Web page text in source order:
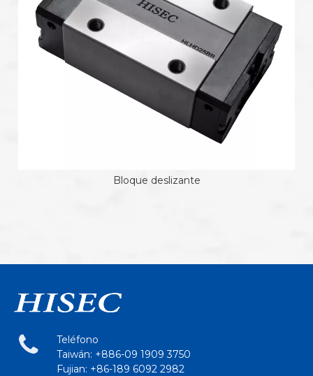
Bloque deslizante
Teléfono
Taiwán: +886-09 1909 3750
Fujian: +86-189 6092 2982